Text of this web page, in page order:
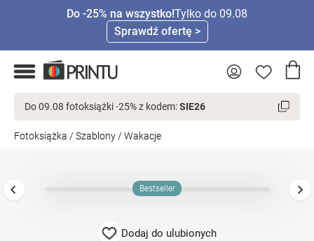
Do -25% na wszystko!Tylko do 09.08
Sprawdź ofertę >
Do 09.08 fotoksiążki -25% z kodem:SIE26
Fotoksiążka / Szablony / Wakacje
Bestseller
Dodaj do ulubionych